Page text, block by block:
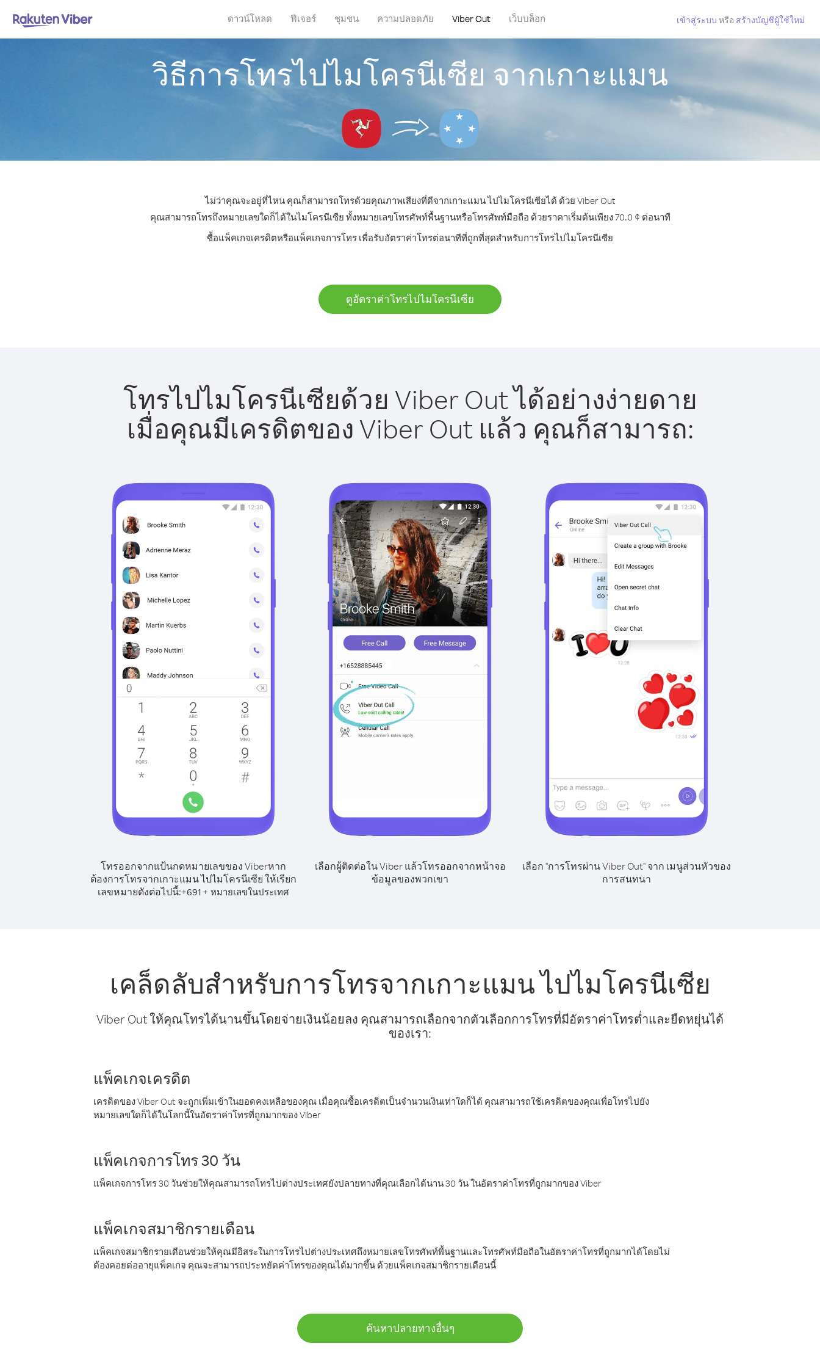
ดาวน์โหลด ฟีเจอร์ ชุมชน ความปลอดภัย Viber Out เว็บบล็อก เข้าสู่ระบบ หรือ สร้างบัญชีผู้ใช้ใหม่
วิธีการโทรไปไมโครนีเซีย จากเกาะแมน
ไม่ว่าคุณจะอยู่ที่ไหน คุณก็สามารถโทรด้วยคุณภาพเสียงที่ดีจากเกาะแมน ไปไมโครนีเซียได้ ด้วย Viber Out
คุณสามารถโทรถึงหมายเลขใดก็ได้ในไมโครนีเซีย ทั้งหมายเลขโทรศัพท์พื้นฐานหรือโทรศัพท์มือถือ ด้วยราคาเริ่มต้นเพียง 70.0 ¢ ต่อนาที
ซื้อแพ็คเกจเครดิตหรือแพ็คเกจการโทร เพื่อรับอัตราค่าโทรต่อนาทีที่ถูกที่สุดสำหรับการโทรไปไมโครนีเซีย
ดูอัตราค่าโทรไปไมโครนีเซีย
โทรไปไมโครนีเซียด้วย Viber Out ได้อย่างง่ายดาย
เมื่อคุณมีเครดิตของ Viber Out แล้ว คุณก็สามารถ:
โทรออกจากแป้นกดหมายเลขของ Viberหาก
ต้องการโทรจากเกาะแมน ไปไมโครนีเซีย ให้เรียก
เลขหมายดังต่อไปนี้:+691 + หมายเลขในประเทศ
เลือกผู้ติดต่อใน Viber แล้วโทรออกจากหน้าจอ
ข้อมูลของพวกเขา
เลือก "การโทรผ่าน Viber Out" จาก เมนูส่วนหัวของ
การสนทนา
เคล็ดลับสำหรับการโทรจากเกาะแมน ไปไมโครนีเซีย
Viber Out ให้คุณโทรได้นานขึ้นโดยจ่ายเงินน้อยลง คุณสามารถเลือกจากตัวเลือกการโทรที่มีอัตราค่าโทรต่ำและยืดหยุ่นได้
ของเรา:
แพ็คเกจเครดิต
เครดิตของ Viber Out จะถูกเพิ่มเข้าในยอดคงเหลือของคุณ เมื่อคุณซื้อเครดิตเป็นจำนวนเงินเท่าใดก็ได้ คุณสามารถใช้เครดิตของคุณเพื่อโทรไปยัง
หมายเลขใดก็ได้ในโลกนี้ในอัตราค่าโทรที่ถูกมากของ Viber
แพ็คเกจการโทร 30 วัน
แพ็คเกจการโทร 30 วันช่วยให้คุณสามารถโทรไปต่างประเทศยังปลายทางที่คุณเลือกได้นาน 30 วัน ในอัตราค่าโทรที่ถูกมากของ Viber
แพ็คเกจสมาชิกรายเดือน
แพ็คเกจสมาชิกรายเดือนช่วยให้คุณมีอิสระในการโทรไปต่างประเทศถึงหมายเลขโทรศัพท์พื้นฐานและโทรศัพท์มือถือในอัตราค่าโทรที่ถูกมากได้โดยไม่
ต้องคอยต่ออายุแพ็คเกจ คุณจะสามารถประหยัดค่าโทรของคุณได้มากขึ้น ด้วยแพ็คเกจสมาชิกรายเดือนนี้
ค้นหาปลายทางอื่นๆ